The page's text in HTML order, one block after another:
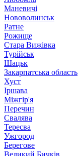
Маневичі
Нововолинськ
Ратне
Рожище
Стара Вижівка
Турійськ
Шацьк
Закарпатська область
Хуст
Іршава
Міжгір'я
Перечин
Свалява
Тересва
Ужгород
Берегове
Великий Бичків